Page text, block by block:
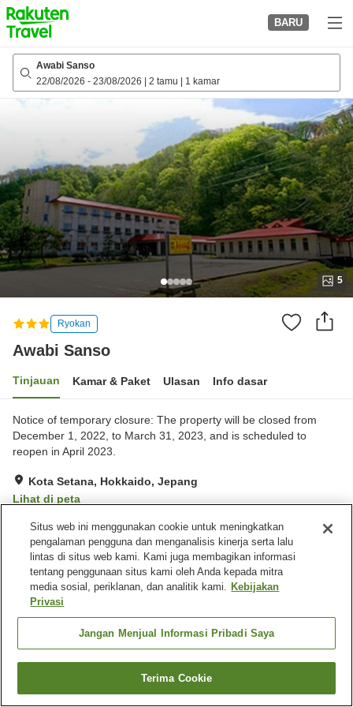
to
top
page
BARU
Awabi Sanso
22/08/2026 - 23/08/2026 2 tamu 1 kamar
5
Ryokan
Awabi Sanso
Tinjauan Kamar & Paket Ulasan Info dasar
Notice of temporary closure: The property will be closed from
December 1, 2022, to March 31, 2023, and is scheduled to
reopen in April 2023.
Kota Setana, Hokkaido, Jepang
Lihat di peta
Sangat baik Ulasan:88
Fasilitas properti
Tempat parkir
Restoran
Mesin penjual otomatis
Beranda Jepang Hokkaido Kota Setana Awabi Sanso
Cari kamar
Situs web ini menggunakan cookie untuk meningkatkan
pengalaman pengguna dan menganalisis kinerja serta lalu
lintas di situs web kami. Kami juga membagikan informasi
tentang penggunaan situs kami oleh Anda kepada mitra
media sosial, periklanan, dan analitik kami. Kebijakan
Privasi
Jangan Menjual Informasi Pribadi Saya
Terima Cookie